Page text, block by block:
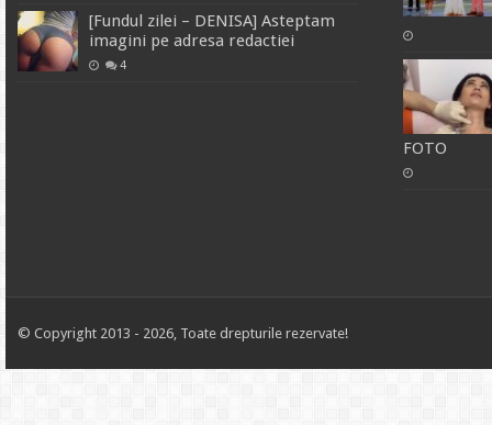
[Fundul zilei – DENISA] Asteptam
imagini pe adresa redactiei
4
FOTO
© Copyright 2013 - 2026, Toate drepturile rezervate!